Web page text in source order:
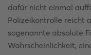
dafür nicht einmal
Polizeikontrolle reicht
sogenannte absolute
Wahrscheinlichkeit,